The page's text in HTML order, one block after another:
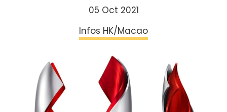
05 Oct 2021
Infos HK/Macao